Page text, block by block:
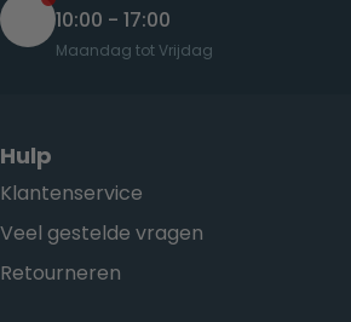
10:00 - 17:00
Maandag tot Vrijdag
Hulp
Klantenservice
Veel gestelde vragen
Retourneren